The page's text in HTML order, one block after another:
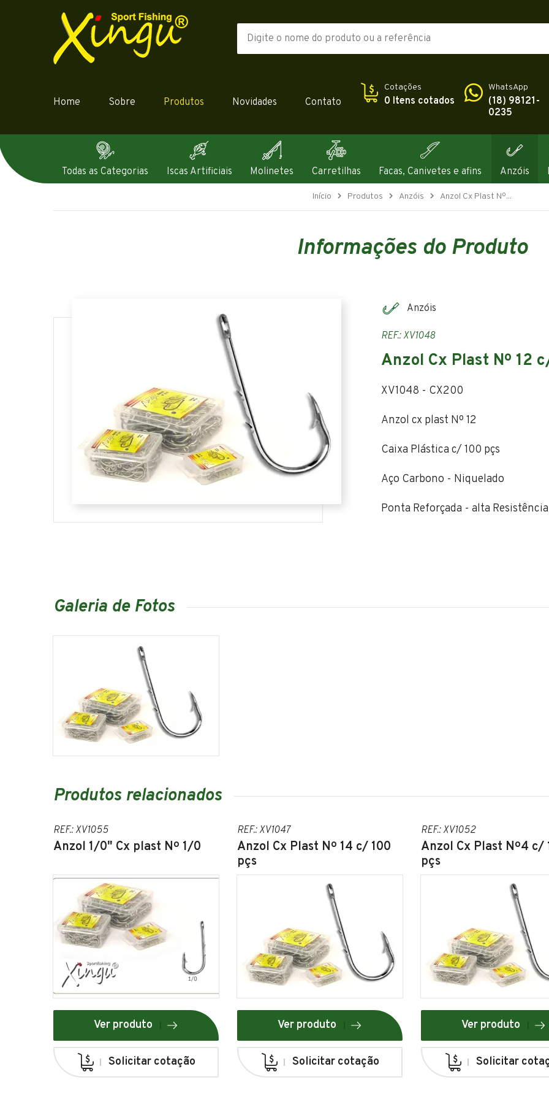
Home Sobre Produtos Novidades Contato
Cotações
0 Itens cotados
WhatsApp
(18) 98121-
0235
Todas as Categorias Iscas Artificiais Molinetes Carretilhas Facas, Canivetes e afins Anzóis
Início Produtos Anzóis Anzol Cx Plast Nº...
Informações do Produto
Anzóis
REF.: XV1048
Anzol Cx Plast Nº 12
XV1048 - CX200
Anzol cx plast Nº 12
Caixa Plástica c/ 100 pçs
Aço Carbono - Niquelado
Ponta Reforçada - alta Resistência
Galeria de Fotos
Produtos relacionados
REF.: XV1055
Anzol 1/0" Cx plast Nº 1/0
Ver produto
Solicitar cotação
REF.: XV1047
Anzol Cx Plast Nº 14 c/ 100
pçs
Ver produto
Solicitar cotação
REF.: XV1052
Anzol Cx Plast Nº4 c/
pçs
Ver produto
Solicitar